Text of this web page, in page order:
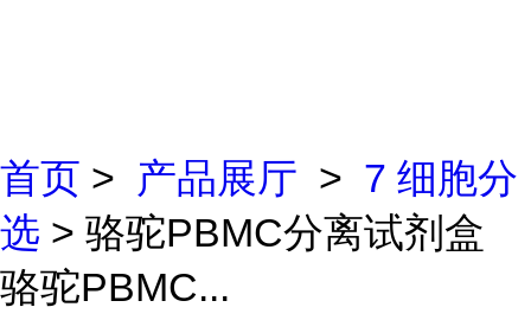
首页 > 产品展厅 > 7 细胞分
选 > 骆驼PBMC分离试剂盒
骆驼PBMC...